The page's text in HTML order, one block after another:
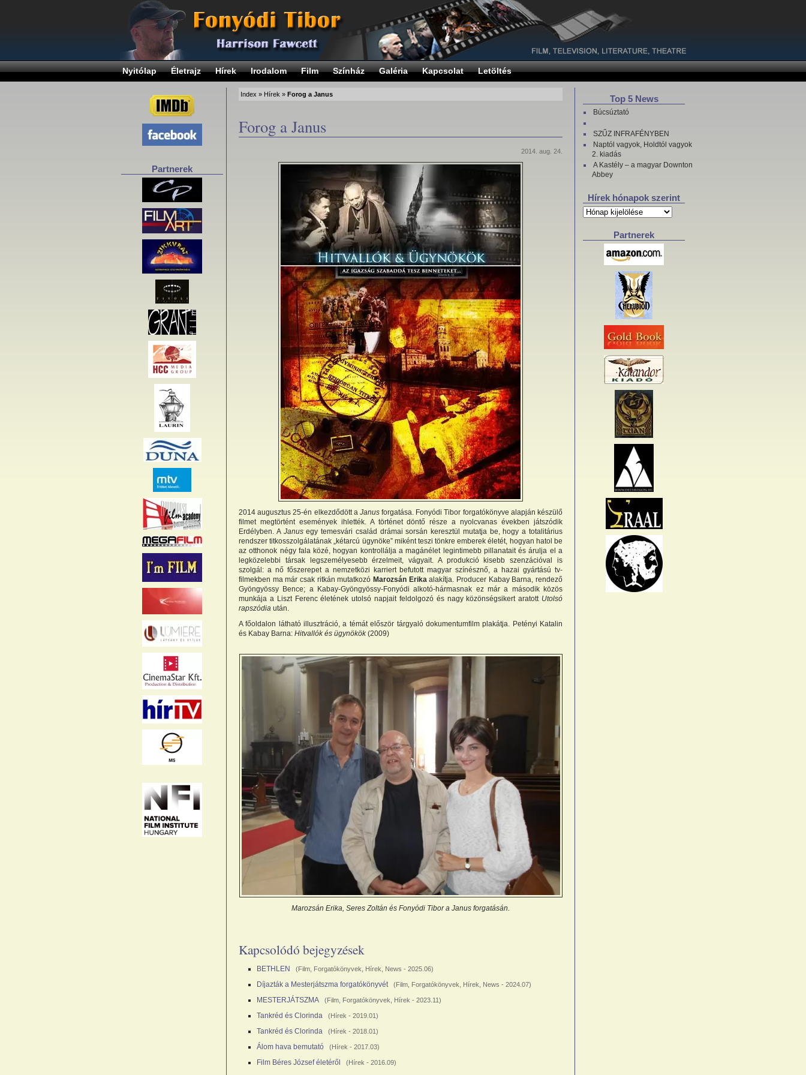
Nyitólap Életrajz Hírek Irodalom Film Színház Galéria Kapcsolat Letöltés
Partnerek
Index » Hírek » Forog a Janus
Forog a Janus
2014. aug. 24.
2014 augusztus 25-én elkezdődött a Janusforgatása. Fonyódi Tibor forgatókönyve alapján készülő
filmet megtörtént események ihlették. A történet döntő része a nyolcvanas években játszódik
Erdélyben. A Janusegy temesvári család drámai sorsán keresztül mutatja be, hogy a totalitárius
rendszer titkosszolgálatának „kétarcú ügynöke” miként teszi tönkre emberek életét, hogyan hatol be
az otthonok négy fala közé, hogyan kontrollálja a magánélet legintimebb pillanatait és árulja el a
legközelebbi társak legszemélyesebb érzelmeit, vágyait. A produkció kisebb szenzációval is
szolgál: a nő főszerepet a nemzetközi karriert befutott magyar színésznő, a hazai gyártású tv-
filmekben ma már csak ritkán mutatkozó Marozsán Erikaalakítja. Producer Kabay Barna, rendező
Gyöngyössy Bence; a Kabay-Gyöngyössy-Fonyódi alkotó-hármasnak ez már a második közös
munkája a Liszt Ferenc életének utolsó napjait feldolgozó és nagy közönségsikert aratott Utolsó
rapszódia után.
A főoldalon látható illusztráció, a témát először tárgyaló dokumentumfilm plakátja. Petényi Katalin
és Kabay Barna: Hitvallók és ügynökök(2009)
Marozsán Erika, Seres Zoltán és Fonyódi Tibor a Janus forgatásán.
Kapcsolódó bejegyzések
BETHLEN (Film Forgatókönyvek Hírek News - 2025.06)
Díjazták a Mesterjátszma forgatókönyvét (Film Forgatókönyvek Hírek News - 2024.07)
MESTERJÁTSZMA (Film Forgatókönyvek Hírek - 2023.11)
Tankréd és Clorinda (Hírek - 2019.01)
Tankréd és Clorinda (Hírek - 2018.01)
Álom hava bemutató (Hírek - 2017.03)
Film Béres József életéről (Hírek - 2016.09)
Top 5 News
Búcsúztató
SZŰZ INFRAFÉNYBEN
Naptól vagyok, Holdtól vagyok
2. kiadás
A Kastély – a magyar Downton
Abbey
Hírek hónapok szerint
Hírek
hónapok
Partnerek